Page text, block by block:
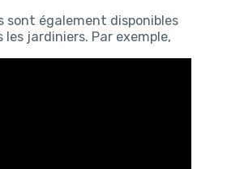
sont également disponibles
les jardiniers. Par exemple,